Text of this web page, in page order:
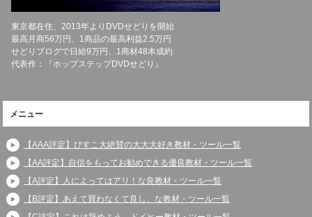
東京都在住、2013年よりDVDせどりを開始
最高月商56万円、1商品の最高利益2.5万円
せどりブログで日給9万円、1商材48本成約
代表作：『ホップステップDVDせどり』
メニュー
【AAA評定】びすこ大絶賛の大大大好き教材・ツール一覧
【AA評定】自信をもってお勧めできる優良教材・ツール一覧
【A評定】人によってはアリ！な良教材・ツール一覧
【B評定】あえて買わなくて良し、な教材・ツール一覧